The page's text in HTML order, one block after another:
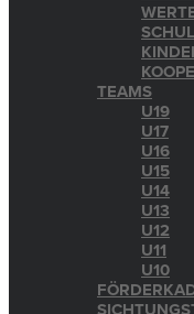
TEAMS
U19
U17
U16
U15
U14
U13
U12
U11
U10